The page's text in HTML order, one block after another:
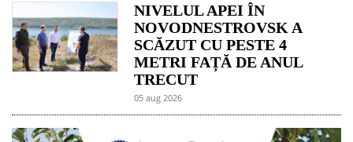
NIVELUL APEI ÎN
NOVODNESTROVSK A
SCĂZUT CU PESTE 4
METRI FAȚĂ DE ANUL
TRECUT
05 aug 2026